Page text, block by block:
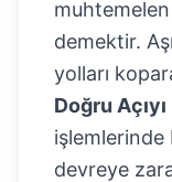
muhtemelen
demektir.
yolları
Doğru
işlemlerinde
devreye